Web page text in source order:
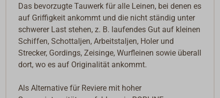
Das bevorzugte Tauwerk für alle Leinen, bei denen es
auf Griffigkeit ankommt und die nicht ständig unter
schwerer Last stehen, z. B. laufendes Gut auf kleinen
Schiffen, Schottaljen, Arbeitstaljen, Holer und
Strecker, Gordings, Zeisinge, Wurfleinen sowie überall
dort, wo es auf Originalität ankommt.
Als Alternative für Reviere mit hoher